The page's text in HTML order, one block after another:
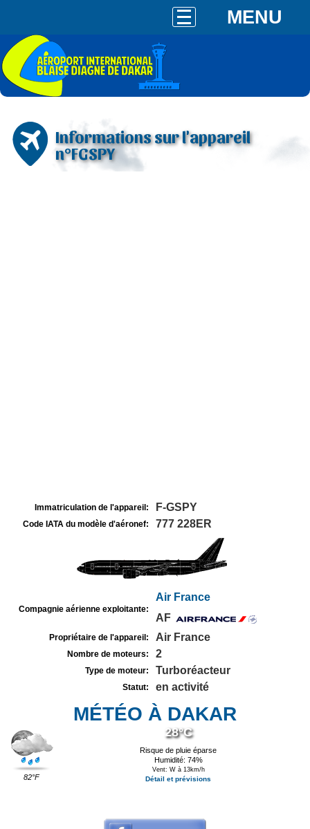
MENU
Informations sur l'appareil
n°FGSPY
Immatriculation de l'appareil: F-GSPY
Code IATA du modèle d'aéronef: 777 228ER
Compagnie aérienne exploitante:
Air France
AF
Propriétaire de l'appareil: Air France
Nombre de moteurs: 2
Type de moteur: Turboréacteur
Statut: en activité
MÉTÉO À DAKAR
82°F
28°C
Risque de pluie éparse
Humidité: 74%
Vent: W à 13km/h
Détail et prévisions